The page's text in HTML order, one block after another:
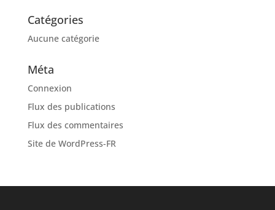
Catégories
Aucune catégorie
Méta
Connexion
Flux des publications
Flux des commentaires
Site de WordPress-FR